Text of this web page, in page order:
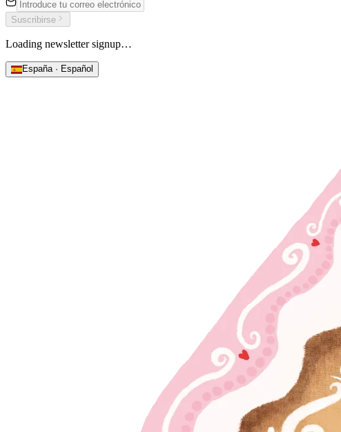
Suscribirse
Loading newsletter signup…
España · Español